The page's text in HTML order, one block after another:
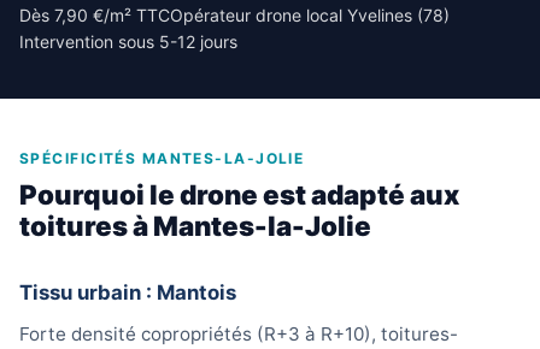
Dès 7,90 €/m² TTCOpérateur drone local Yvelines (78)
Intervention sous 5-12 jours
SPÉCIFICITÉS MANTES-LA-JOLIE
Pourquoi le drone est adapté aux
toitures à Mantes-la-Jolie
Tissu urbain : Mantois
Forte densité copropriétés (R+3 à R+10), toitures-